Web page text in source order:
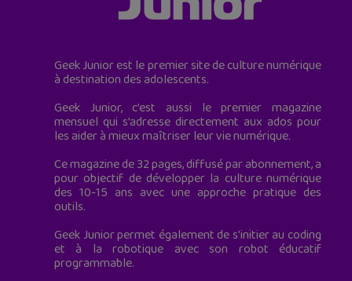
Geek Junior est le premier site de culture numérique
à destination des adolescents.
Geek Junior, c’est aussi le premier magazine
mensuel qui s’adresse directement aux ados pour
les aider à mieux maîtriser leur vie numérique.
Ce magazine de 32 pages, diffusé par abonnement, a
pour objectif de développer la culture numérique
des 10-15 ans avec une approche pratique des
outils.
Geek Junior permet également de s'initier au coding
et à la robotique avec son robot éducatif
programmable.